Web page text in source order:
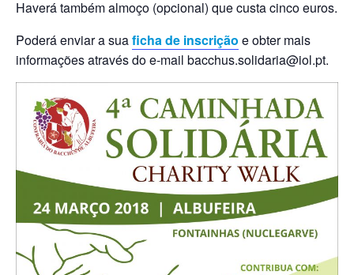
Haverá também almoço (opcional) que custa cinco euros.
Poderá enviar a suaficha de inscrição e obter mais
informações através do e-mail bacchus.solidaria@iol.pt.